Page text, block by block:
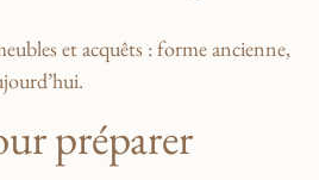
et acquêts : forme ancienne,
préparer